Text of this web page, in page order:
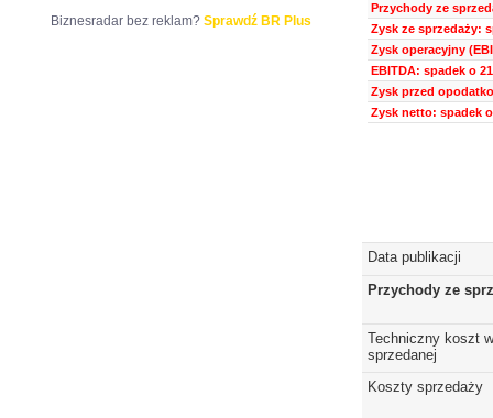
Przychody ze
Zysk ze sprzedaży:
Zysk operacyjny
EBITDA: spadek o
Zysk przed
Zysk netto: spadek o
Data publikacji
Przychody ze
Techniczny koszt
sprzedanej
Koszty sprzedaży
Biznesradar bez reklam? Sprawdź BR Plus